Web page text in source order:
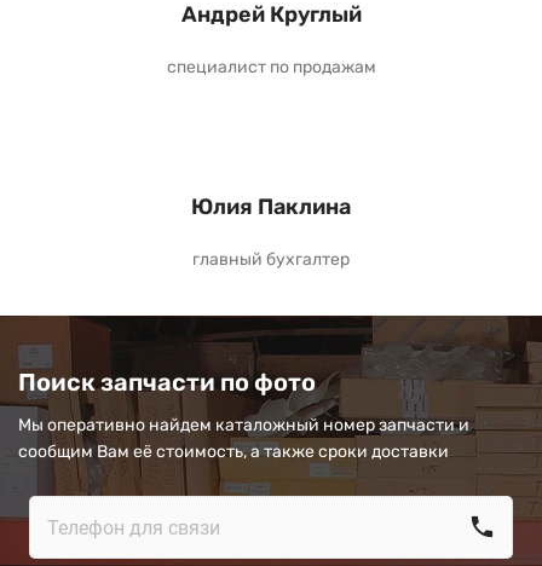
Андрей Круглый
специалист по продажам
Юлия Паклина
главный бухгалтер
Поиск запчасти по фото
Мы оперативно найдем каталожный номер запчасти и
сообщим Вам её стоимость, а также сроки доставки
call